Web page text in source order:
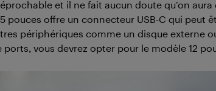
et il ne fait aucun doute qu’on
pouces offre un connecteur USB-C qui peut
périphériques comme un disque externe
ports, vous devrez opter pour le modèle 12